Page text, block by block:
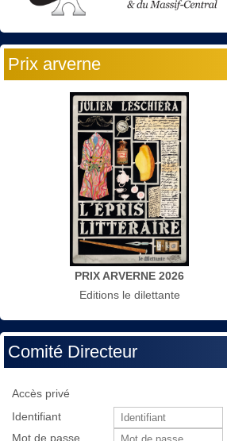
Prix arverne
PRIX ARVERNE 2026
Editions le dilettante
Comité Directeur
Accès privé
Identifiant
Mot de passe